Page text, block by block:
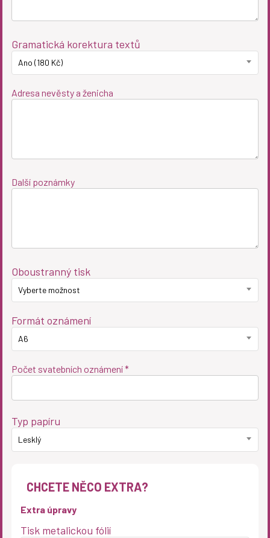
Gramatická korektura textů
Ano (180 Kč)
Adresa nevěsty a ženicha
Další poznámky
Oboustranný tisk
Vyberte možnost
Formát oznámení
A6
Počet svatebních oznámení *
Typ papíru
Lesklý
CHCETE NĚCO EXTRA?
Extra úpravy
Tisk metalickou fólií